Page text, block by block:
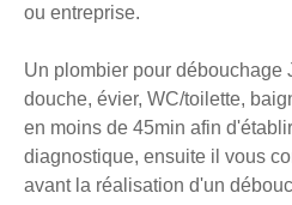
ou entreprise.
Un plombier pour débouchage
douche, évier, WC/toilette,
en moins de 45min afin
diagnostique, ensuite il vous
avant la réalisation d'un